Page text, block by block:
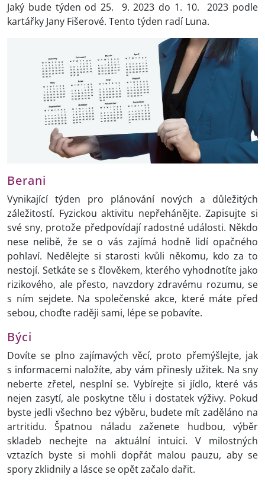
Jaký bude týden od 25. 9. 2023 do 1. 10. 2023 podle
kartářky Jany Fišerové. Tento týden radí Luna.
Berani
Vynikající týden pro plánování nových a důležitých
záležitostí. Fyzickou aktivitu nepřehánějte. Zapisujte si
své sny, protože předpovídají radostné události. Někdo
nese nelibě, že se o vás zajímá hodně lidí opačného
pohlaví. Nedělejte si starosti kvůli někomu, kdo za to
nestojí. Setkáte se s člověkem, kterého vyhodnotíte jako
rizikového, ale přesto, navzdory zdravému rozumu, se
s ním sejdete. Na společenské akce, které máte před
sebou, choďte raději sami, lépe se pobavíte.
Býci
Dovíte se plno zajímavých věcí, proto přemýšlejte, jak
s informacemi naložíte, aby vám přinesly užitek. Na sny
neberte zřetel, nesplní se. Vybírejte si jídlo, které vás
nejen zasytí, ale poskytne tělu i dostatek výživy. Pokud
byste jedli všechno bez výběru, budete mít zaděláno na
artritidu. Špatnou náladu zaženete hudbou, výběr
skladeb nechejte na aktuální intuici. V milostných
vztazích byste si mohli dopřát malou pauzu, aby se
spory zklidnily a lásce se opět začalo dařit.